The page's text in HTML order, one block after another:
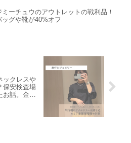
ミーチュウのアウトレットの戦利品！
ッグや靴が40%オフ
ックレスや
保安検査場
話。金属